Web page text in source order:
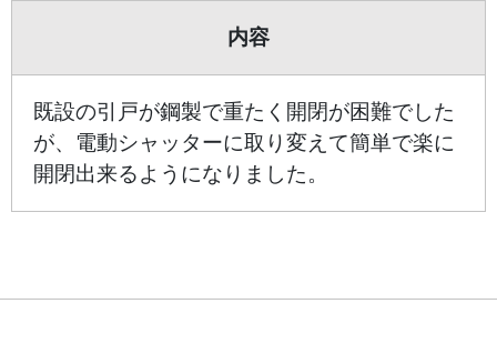
後は新設のシャター部分と既存壁との隙間を
板金加工で塞ぎます。
内容
既設の引戸が鋼製で重たく開閉が困難でした
が、電動シャッターに取り変えて簡単で楽に
開閉出来るようになりました。